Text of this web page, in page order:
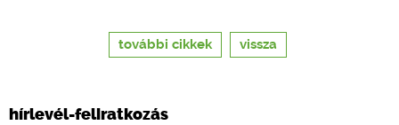
további cikkek vissza
hírlevél-feliratkozás